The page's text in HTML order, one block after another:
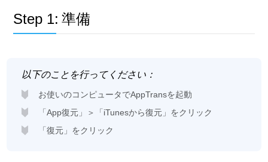
Step 1: 準備
以下のことを行ってください：
お使いのコンピュータでAppTransを起動
「App復元」＞「iTunesから復元」をクリック
「復元」をクリック